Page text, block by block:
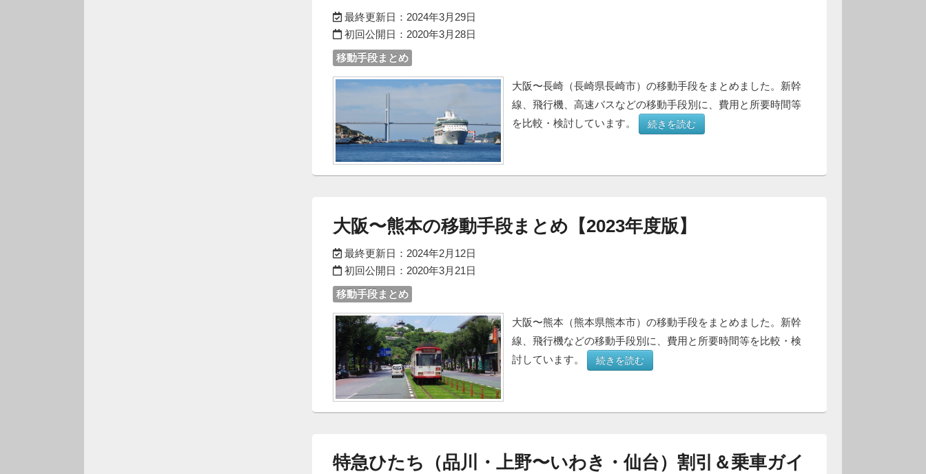
最終更新日： 2024年3月29日
初回公開日： 2020年3月28日
移動手段まとめ
大阪〜長崎（長崎県長崎市）の移動手段をまとめました。新幹
線、飛行機、高速バスなどの移動手段別に、費用と所要時間等
を比較・検討しています。
続きを読む
大阪〜熊本の移動手段まとめ【2023年度版】
最終更新日： 2024年2月12日
初回公開日： 2020年3月21日
移動手段まとめ
大阪〜熊本（熊本県熊本市）の移動手段をまとめました。新幹
線、飛行機などの移動手段別に、費用と所要時間等を比較・検
討しています。
続きを読む
特急ひたち（品川・上野〜いわき・仙台）割引＆乗車ガイ